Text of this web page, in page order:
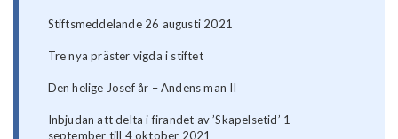
Stiftsmeddelande 26 augusti 2021
Tre nya präster vigda i stiftet
Den helige Josef år – Andens man II
Inbjudan att delta i firandet av ’Skapelsetid’ 1
september till 4 oktober 2021